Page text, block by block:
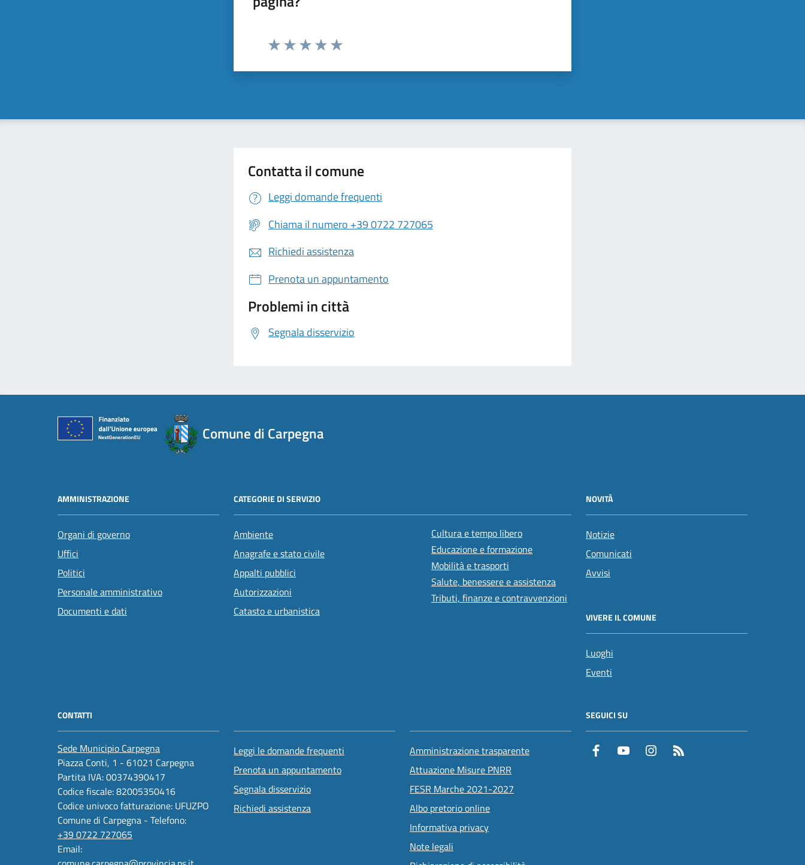
Valuta da 1 a 5 stelle la pagina
Contatta il comune
Leggi domande frequenti
Chiama il numero +39 0722 727065
Richiedi assistenza
Prenota un appuntamento
Problemi in città
Segnala disservizio
Comune di Carpegna
AMMINISTRAZIONE
Organi di governo
Uffici
Politici
Personale amministrativo
Documenti e dati
CATEGORIE DI SERVIZIO
Ambiente
Anagrafe e stato civile
Appalti pubblici
Autorizzazioni
Catasto e urbanistica
Cultura e tempo libero
Educazione e formazione
Mobilità e trasporti
Salute, benessere e assistenza
Tributi, finanze e contravvenzioni
NOVITÀ
Notizie
Comunicati
Avvisi
VIVERE IL COMUNE
Luoghi
Eventi
CONTATTI
Sede Municipio Carpegna
Piazza Conti, 1 - 61021 Carpegna
Partita IVA: 00374390417
Codice fiscale: 82005350416
Codice univoco fatturazione: UFUZPO
Comune di Carpegna - Telefono:
+39 0722 727065
Email:
Leggi le domande frequenti
Prenota un appuntamento
Segnala disservizio
Richiedi assistenza
Amministrazione trasparente
Attuazione Misure PNRR
FESR Marche 2021-2027
Albo pretorio online
Informativa privacy
Note legali
SEGUICI SU
Facebook YouTube Instagram